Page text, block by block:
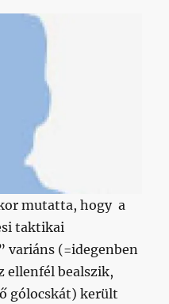
mutatta, hogy a
taktikai
variáns (=idegenben
ellenfél bealszik,
gólocskát) került